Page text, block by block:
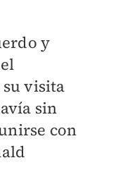
y
visita
sin
con